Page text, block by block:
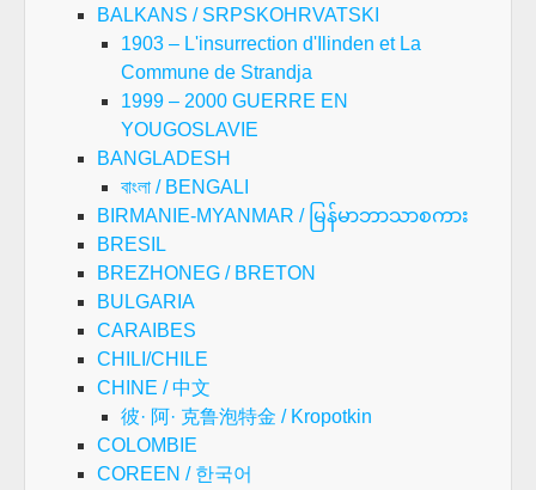
BALKANS / SRPSKOHRVATSKI
1903 – L'insurrection d'Ilinden et La
Commune de Strandja
1999 – 2000 GUERRE EN
YOUGOSLAVIE
BANGLADESH
বাংলা / BENGALI
BIRMANIE-MYANMAR / မြန်မာဘာသာစကား
BRESIL
BREZHONEG / BRETON
BULGARIA
CARAIBES
CHILI/CHILE
CHINE / 中文
彼· 阿· 克鲁泡特金 / Kropotkin
COLOMBIE
COREEN / 한국어